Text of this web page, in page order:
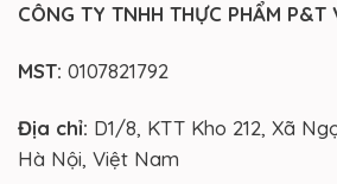
CÔNG TY TNHH THỰC PHẨM P&T
MST: 0107821792
Địa chỉ: D1/8, KTT Kho 212, Xã
Hà Nội, Việt Nam